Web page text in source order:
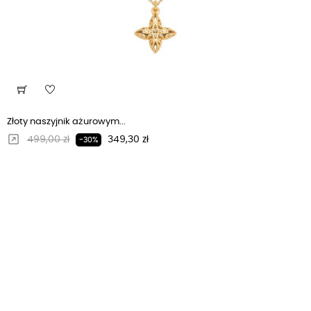
Złoty naszyjnik ażurowym...
Regularna cena
499,00 zł -30% Cena
349,30 zł